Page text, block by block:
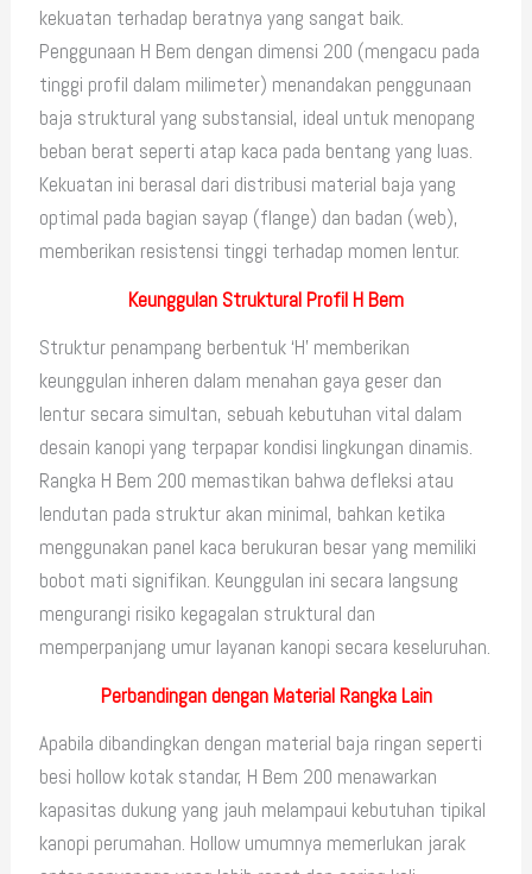
kekuatan terhadap beratnya yang sangat baik.
Penggunaan H Bem dengan dimensi 200 (mengacu pada
tinggi profil dalam milimeter) menandakan penggunaan
baja struktural yang substansial, ideal untuk menopang
beban berat seperti atap kaca pada bentang yang luas.
Kekuatan ini berasal dari distribusi material baja yang
optimal pada bagian sayap (flange) dan badan (web),
memberikan resistensi tinggi terhadap momen lentur.
Keunggulan Struktural Profil H Bem
Struktur penampang berbentuk ‘H’ memberikan
keunggulan inheren dalam menahan gaya geser dan
lentur secara simultan, sebuah kebutuhan vital dalam
desain kanopi yang terpapar kondisi lingkungan dinamis.
Rangka H Bem 200 memastikan bahwa defleksi atau
lendutan pada struktur akan minimal, bahkan ketika
menggunakan panel kaca berukuran besar yang memiliki
bobot mati signifikan. Keunggulan ini secara langsung
mengurangi risiko kegagalan struktural dan
memperpanjang umur layanan kanopi secara keseluruhan.
Perbandingan dengan Material Rangka Lain
Apabila dibandingkan dengan material baja ringan seperti
besi hollow kotak standar, H Bem 200 menawarkan
kapasitas dukung yang jauh melampaui kebutuhan tipikal
kanopi perumahan. Hollow umumnya memerlukan jarak